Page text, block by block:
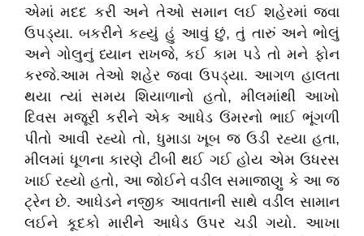
એમાં મદદ કરી અને તેઓ સમાન લઈ શહેરમાં જવા
ઉપડ્યા. બકરીને કહ્યું હું આવું છું, તું તારું અને ભોલું
અને ગોલુનું ધ્યાન રાખજે, કઈ કામ પડે તો મને ફોન
કરજે.આમ તેઓ શહેર જવા ઉપડ્યા. આગળ હાલતા
થયા ત્યાં સમય શિયાળાનો હતો, મીલમાંથી આખો
દિવસ મજૂરી કરીને એક આધેડ ઉંમરનો ભાઈ ભૂંગળી
પીતો આવી રહ્યો તો, ધુમાડા ખૂબ જ ઉડી રહ્યા હતા,
મીલમાં ધૂળના કારણે ટીબી થઈ ગઈ હોય એમ ઉધરસ
ખાઈ રહ્યો હતો, આ જોઈને વડીલ સમાજાણુ કે આ જ
ટ્રેન છે. આધેડને નજીક આવતાની સાથે વડીલ સામાન
લઈને કૂદકો મારીને આધેડ ઉપર ચડી ગયો. આખા